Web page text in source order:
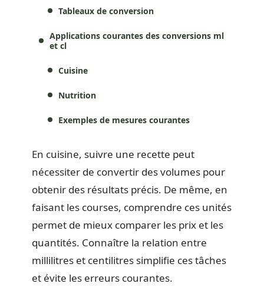
Tableaux de conversion
Applications courantes des conversions ml
et cl
Cuisine
Nutrition
Exemples de mesures courantes
En cuisine, suivre une recette peut
nécessiter de convertir des volumes pour
obtenir des résultats précis. De même, en
faisant les courses, comprendre ces unités
permet de mieux comparer les prix et les
quantités. Connaître la relation entre
millilitres et centilitres simplifie ces tâches
et évite les erreurs courantes.